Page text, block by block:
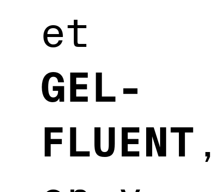
et
GEL-
FLUENT ,